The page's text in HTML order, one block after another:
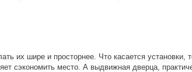
их шире и просторнее. Что касается установки,
сэкономить место. А выдвижная дверца,